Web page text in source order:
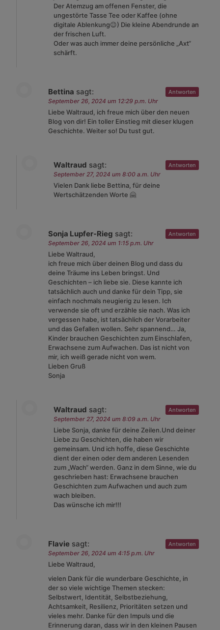
Der Atemzug am offenen Fenster, die
ungestörte Tasse Tee oder Kaffee (ohne
digitale Ablenkung😉) Die kleine Abendrunde an
der frischen Luft.
Oder was auch immer deine persönliche „Axt“
schärft.
Bettina sagt:
September 26, 2024 um 12:29 p.m. Uhr
Liebe Waltraud, ich freue mich über den neuen
Blog von dir! Ein toller Einstieg mit dieser klugen
Geschichte. Weiter so! Du tust gut.
Antworten
Waltraud sagt:
September 27, 2024 um 8:00 a.m. Uhr
Vielen Dank liebe Bettina, für deine
Wertschätzenden Worte 🤗
Antworten
Sonja Lupfer-Rieg sagt:
September 26, 2024 um 1:15 p.m. Uhr
Liebe Waltraud,
ich freue mich über deinen Blog und dass du
deine Träume ins Leben bringst. Und
Geschichten – ich liebe sie. Diese kannte ich
tatsächlich auch und danke für dein Tipp, sie
einfach nochmals neugierig zu lesen. Ich
verwende sie oft und erzähle sie nach. Was ich
vergessen habe, ist tatsächlich der Vorarbeiter
und das Gefallen wollen. Sehr spannend… Ja,
Kinder brauchen Geschichten zum Einschlafen,
Erwachsene zum Aufwachen. Das ist nicht von
mir, ich weiß gerade nicht von wem.
Lieben Gruß
Sonja
Antworten
Waltraud sagt:
September 27, 2024 um 8:09 a.m. Uhr
Liebe Sonja, danke für deine Zeilen.Und deiner
Liebe zu Geschichten, die haben wir
gemeinsam. Und ich hoffe, diese Geschichte
dient der einen oder dem anderen Lesenden
zum „Wach“ werden. Ganz in dem Sinne, wie du
geschrieben hast: Erwachsene brauchen
Geschichten zum Aufwachen und auch zum
wach bleiben.
Das wünsche ich mir!!!
Antworten
Flavie sagt:
September 26, 2024 um 4:15 p.m. Uhr
Liebe Waltraud,
vielen Dank für die wunderbare Geschichte, in
der so viele wichtige Themen stecken:
Selbstwert, Identität, Selbstbeziehung,
Achtsamkeit, Resilienz, Prioritäten setzen und
vieles mehr. Danke für den Impuls und die
Erinnerung daran, dass wir in den kleinen Pausen
Antworten